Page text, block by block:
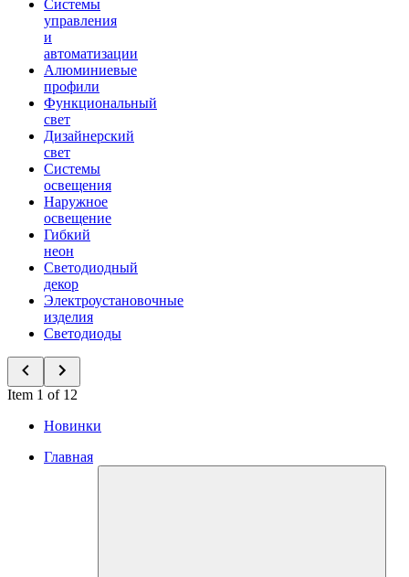
Системы
управления
и
автоматизации
Алюминиевые
профили
Функциональный
свет
Дизайнерский
свет
Системы
освещения
Наружное
освещение
Гибкий
неон
Светодиодный
декор
Электроустановочные
изделия
Светодиоды
Item 1 of 12
Новинки
Главная